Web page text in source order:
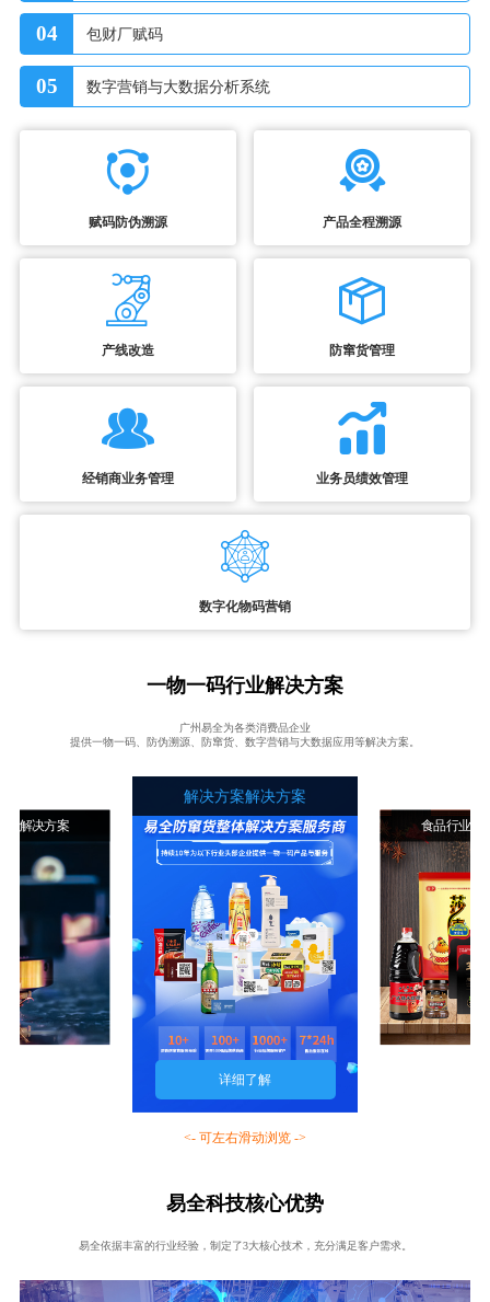
04 包财厂赋码
05 数字营销与大数据分析系统
赋码防伪溯源 产品全程溯源
产线改造 防窜货管理
经销商业务管理 业务员绩效管理
数字化物码营销
一物一码行业解决方案
广州易全为各类消费品企业
提供一物一码、防伪溯源、防窜货、数字营销与大数据应用等解决方案。
业解决方案
解决方案解决方案
详细了解
食品行业解
<- 可左右滑动浏览 ->
易全科技核心优势
易全依据丰富的行业经验，制定了3大核心技术，充分满足客户需求。